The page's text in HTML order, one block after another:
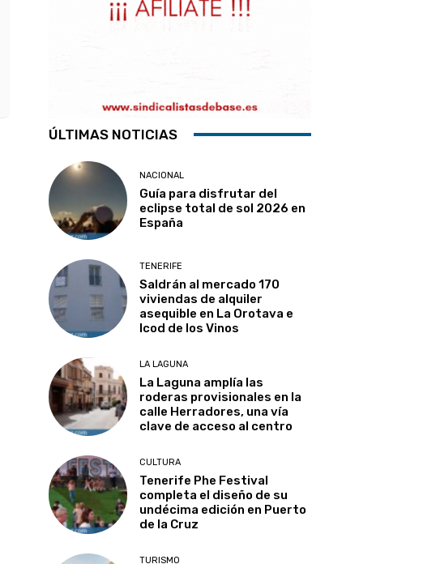
ÚLTIMAS NOTICIAS
NACIONAL
Guía para disfrutar del
eclipse total de sol 2026 en
España
TENERIFE
Saldrán al mercado 170
viviendas de alquiler
asequible en La Orotava e
Icod de los Vinos
LA LAGUNA
La Laguna amplía las
roderas provisionales en la
calle Herradores, una vía
clave de acceso al centro
CULTURA
Tenerife Phe Festival
completa el diseño de su
undécima edición en Puerto
de la Cruz
TURISMO